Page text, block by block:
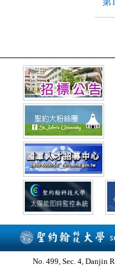
No. 499, Sec. 4, Danjin